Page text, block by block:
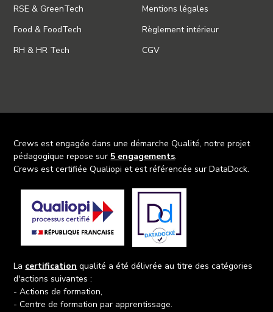
RSE & GreenTech
Food & FoodTech
RH & HR Tech
Mentions légales
Règlement intérieur
CGV
Crews est engagée dans une démarche Qualité, notre projet
pédagogique repose sur 5 engagements.
Crews est certifiée Qualiopi et est référencée sur DataDock.
La certification qualité a été délivrée au titre des catégories
d'actions suivantes :
- Actions de formation,
- Centre de formation par apprentissage.